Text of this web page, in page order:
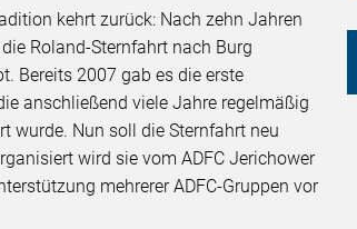
kehrt zurück: Nach zehn Jahren
Roland-Sternfahrt nach Burg
Bereits 2007 gab es die erste
anschließend viele Jahre regelmäßig
wurde. Nun soll die Sternfahrt neu
wird sie vom ADFC Jerichower
mehrerer ADFC-Gruppen vor